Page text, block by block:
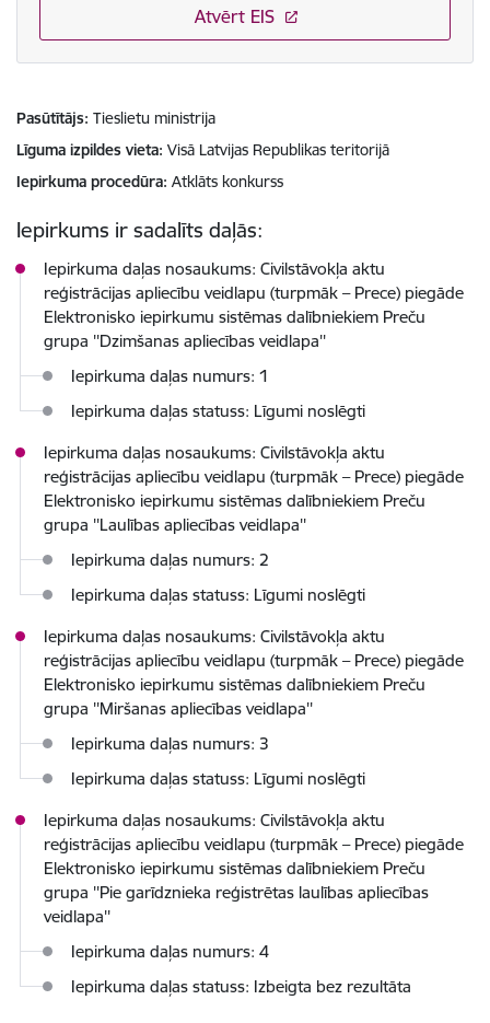
Atvērt EIS
Pasūtītājs Tieslietu ministrija
Līguma izpildes vieta Visā Latvijas Republikas teritorijā
Iepirkuma procedūra Atklāts konkurss
Iepirkums ir sadalīts daļās:
Iepirkuma daļas nosaukums: Civilstāvokļa aktu
reģistrācijas apliecību veidlapu (turpmāk – Prece) piegāde
Elektronisko iepirkumu sistēmas dalībniekiem Preču
grupa ''Dzimšanas apliecības veidlapa''
Iepirkuma daļas numurs: 1
Iepirkuma daļas statuss: Līgumi noslēgti
Iepirkuma daļas nosaukums: Civilstāvokļa aktu
reģistrācijas apliecību veidlapu (turpmāk – Prece) piegāde
Elektronisko iepirkumu sistēmas dalībniekiem Preču
grupa ''Laulības apliecības veidlapa''
Iepirkuma daļas numurs: 2
Iepirkuma daļas statuss: Līgumi noslēgti
Iepirkuma daļas nosaukums: Civilstāvokļa aktu
reģistrācijas apliecību veidlapu (turpmāk – Prece) piegāde
Elektronisko iepirkumu sistēmas dalībniekiem Preču
grupa ''Miršanas apliecības veidlapa''
Iepirkuma daļas numurs: 3
Iepirkuma daļas statuss: Līgumi noslēgti
Iepirkuma daļas nosaukums: Civilstāvokļa aktu
reģistrācijas apliecību veidlapu (turpmāk – Prece) piegāde
Elektronisko iepirkumu sistēmas dalībniekiem Preču
grupa ''Pie garīdznieka reģistrētas laulības apliecības
veidlapa''
Iepirkuma daļas numurs: 4
Iepirkuma daļas statuss: Izbeigta bez rezultāta